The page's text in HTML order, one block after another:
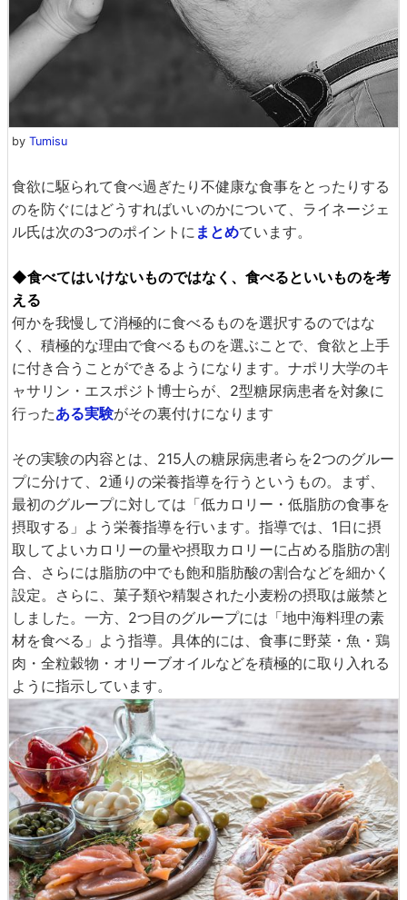
by Tumisu
食欲に駆られて食べ過ぎたり不健康な食事をとったりする
のを防ぐにはどうすればいいのかについて、ライネージェ
ル氏は次の3つのポイントに まとめています。
◆食べてはいけないものではなく、食べるといいものを考
える
何かを我慢して消極的に食べるものを選択するのではな
く、積極的な理由で食べるものを選ぶことで、食欲と上手
に付き合うことができるようになります。ナポリ大学のキ
ャサリン・エスポジト博士らが、2型糖尿病患者を対象に
行ったある実験がその裏付けになります
その実験の内容とは、215人の糖尿病患者らを2つのグルー
プに分けて、2通りの栄養指導を行うというもの。まず、
最初のグループに対しては「低カロリー・低脂肪の食事を
摂取する」よう栄養指導を行います。指導では、1日に摂
取してよいカロリーの量や摂取カロリーに占める脂肪の割
合、さらには脂肪の中でも飽和脂肪酸の割合などを細かく
設定。さらに、菓子類や精製された小麦粉の摂取は厳禁と
しました。一方、2つ目のグループには「地中海料理の素
材を食べる」よう指導。具体的には、食事に野菜・魚・鶏
肉・全粒穀物・オリーブオイルなどを積極的に取り入れる
ように指示しています。